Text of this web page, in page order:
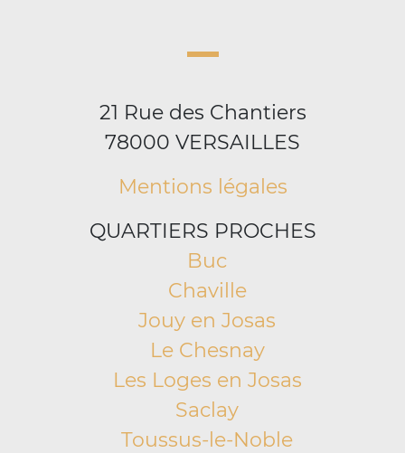
21 Rue des Chantiers
78000 VERSAILLES
Mentions légales
QUARTIERS PROCHES
Buc
Chaville
Jouy en Josas
Le Chesnay
Les Loges en Josas
Saclay
Toussus-le-Noble